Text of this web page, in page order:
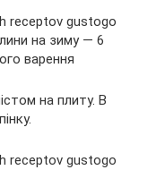
на плиту. В